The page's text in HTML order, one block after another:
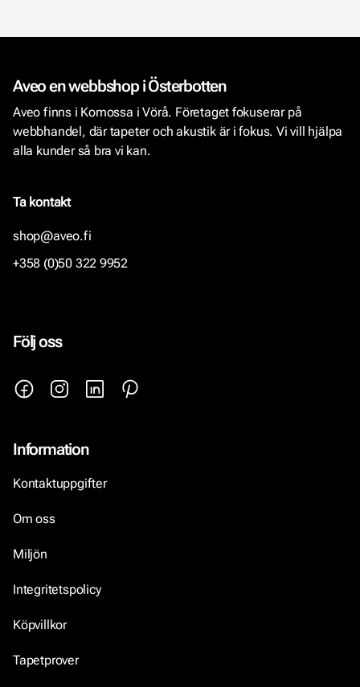
Aveo en webbshop i Österbotten
Aveo finns i Komossa i Vörå. Företaget fokuserar på
webbhandel, där tapeter och akustik är i fokus. Vi vill hjälpa
alla kunder så bra vi kan.
Ta kontakt
shop@aveo.fi
+358 (0)50 322 9952
Följ oss
Information
Kontaktuppgifter
Om oss
Miljön
Integritetspolicy
Köpvillkor
Tapetprover